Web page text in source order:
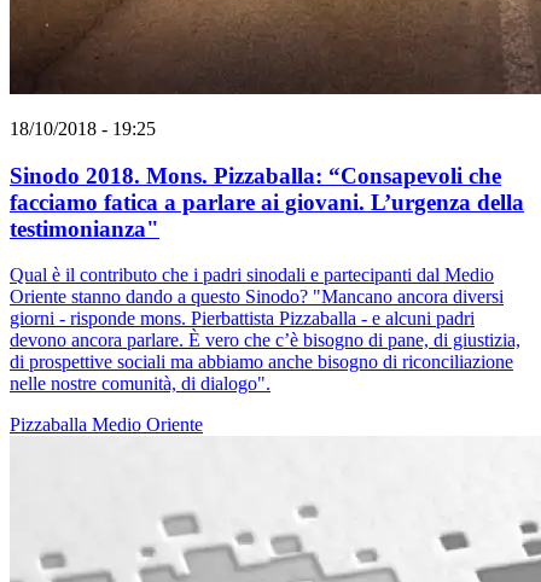
18/10/2018 - 19:25
Sinodo 2018. Mons. Pizzaballa: “Consapevoli che
facciamo fatica a parlare ai giovani. L’urgenza della
testimonianza"
Qual è il contributo che i padri sinodali e partecipanti dal Medio
Oriente stanno dando a questo Sinodo? "Mancano ancora diversi
giorni - risponde mons. Pierbattista Pizzaballa - e alcuni padri
devono ancora parlare. È vero che c’è bisogno di pane, di giustizia,
di prospettive sociali ma abbiamo anche bisogno di riconciliazione
nelle nostre comunità, di dialogo".
Pizzaballa Medio Oriente